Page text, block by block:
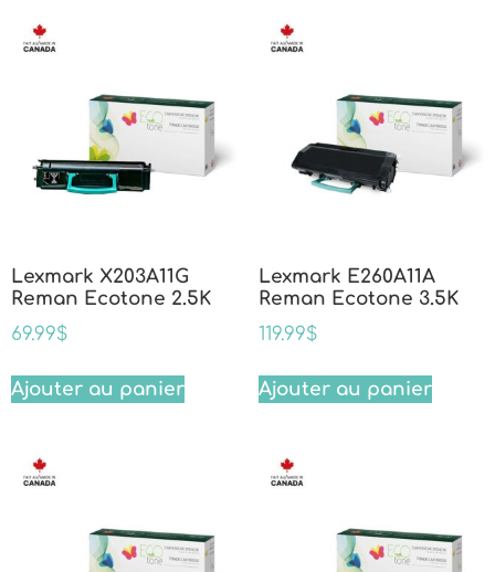
Lexmark X203A11G
Reman Ecotone 2.5K
69.99$
Ajouter au panier
Lexmark E260A11A
Reman Ecotone 3.5K
119.99$
Ajouter au panier